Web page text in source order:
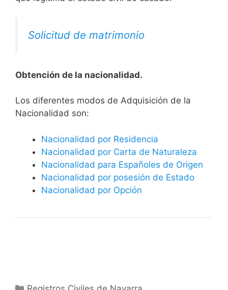
Solicitud de matrimonio
Obtención de la nacionalidad.
​​​Los diferentes modos de Adquisición de la
Nacionalidad son:
Nacionalidad por Residencia
Nacionalidad por Carta de Naturaleza
Nacionalidad para Españoles de Origen
Nacionalidad por posesión de Estado
Nacionalidad por Opción
Categorías